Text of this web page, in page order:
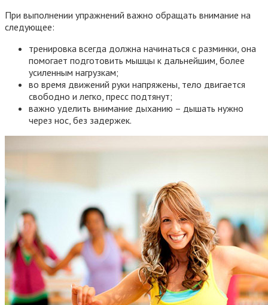
При выполнении упражнений важно обращать внимание на
следующее:
тренировка всегда должна начинаться с разминки, она
помогает подготовить мышцы к дальнейшим, более
усиленным нагрузкам;
во время движений руки напряжены, тело двигается
свободно и легко, пресс подтянут;
важно уделить внимание дыханию – дышать нужно
через нос, без задержек.